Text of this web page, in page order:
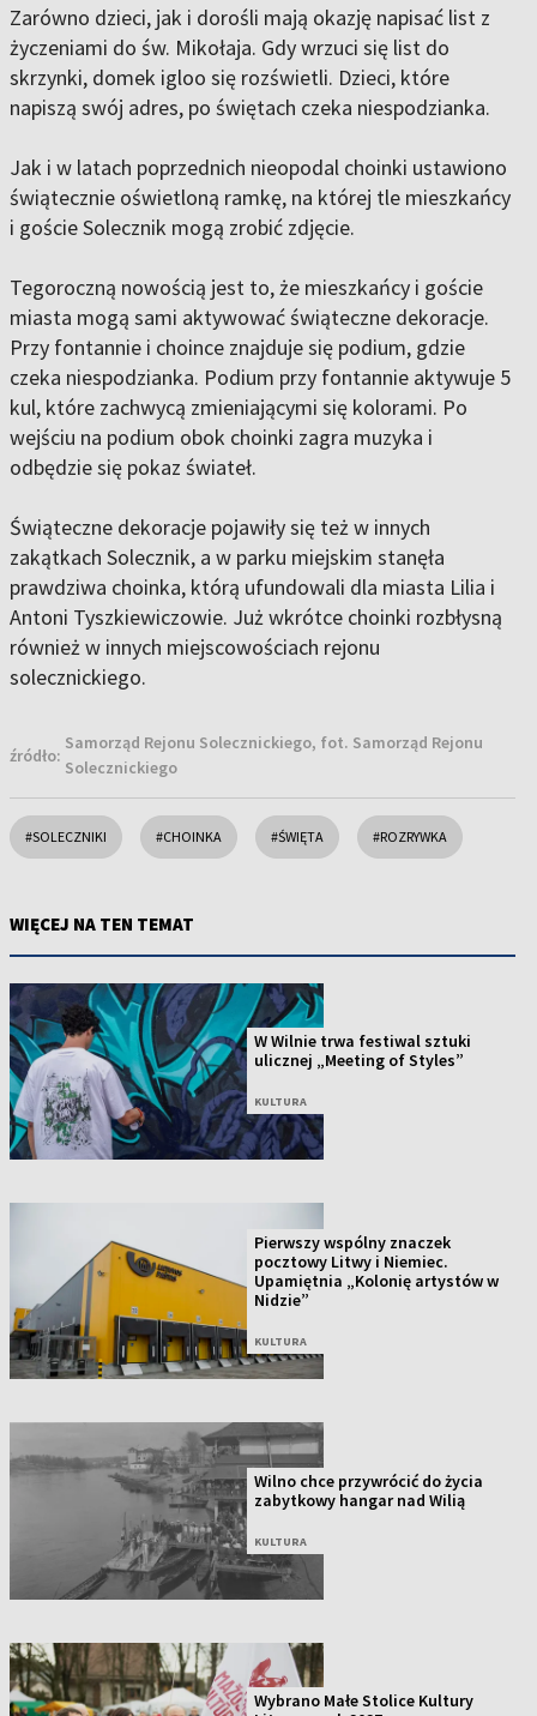
Zarówno dzieci, jak i dorośli mają okazję napisać list z
życzeniami do św. Mikołaja. Gdy wrzuci się list do
skrzynki, domek igloo się rozświetli. Dzieci, które
napiszą swój adres, po świętach czeka niespodzianka.
Jak i w latach poprzednich nieopodal choinki ustawiono
świątecznie oświetloną ramkę, na której tle mieszkańcy
i goście Solecznik mogą zrobić zdjęcie.
Tegoroczną nowością jest to, że mieszkańcy i goście
miasta mogą sami aktywować świąteczne dekoracje.
Przy fontannie i choince znajduje się podium, gdzie
czeka niespodzianka. Podium przy fontannie aktywuje 5
kul, które zachwycą zmieniającymi się kolorami. Po
wejściu na podium obok choinki zagra muzyka i
odbędzie się pokaz świateł.
Świąteczne dekoracje pojawiły się też w innych
zakątkach Solecznik, a w parku miejskim stanęła
prawdziwa choinka, którą ufundowali dla miasta Lilia i
Antoni Tyszkiewiczowie. Już wkrótce choinki rozbłysną
również w innych miejscowościach rejonu
solecznickiego.
źródło:
Samorząd Rejonu Solecznickiego, fot. Samorząd Rejonu
Solecznickiego
#SOLECZNIKI #CHOINKA #ŚWIĘTA #ROZRYWKA
WIĘCEJ NA TEN TEMAT
W Wilnie trwa festiwal sztuki
ulicznej „Meeting of Styles”
KULTURA
Pierwszy wspólny znaczek
pocztowy Litwy i Niemiec.
Upamiętnia „Kolonię artystów w
Nidzie”
KULTURA
Wilno chce przywrócić do życia
zabytkowy hangar nad Wilią
KULTURA
Wybrano Małe Stolice Kultury